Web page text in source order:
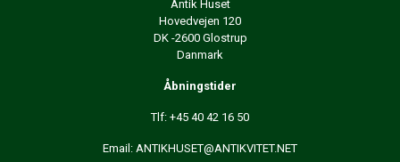
Antik Huset
Hovedvejen 120
DK -2600 Glostrup
Danmark
Åbningstider
Tlf: +45 40 42 16 50
Email: ANTIKHUSET@ANTIKVITET.NET